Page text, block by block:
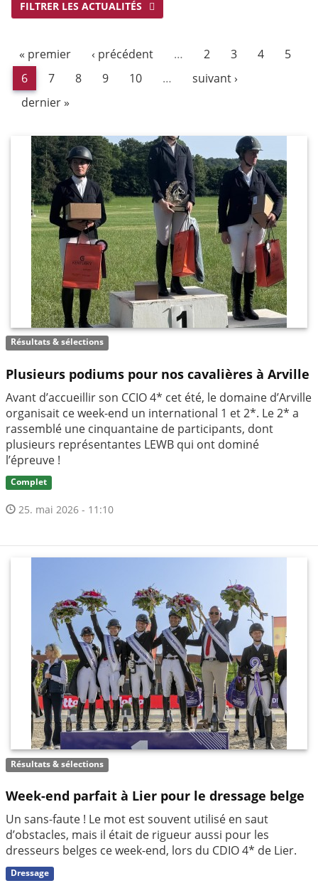
FILTRER LES ACTUALITÉS
« premier ‹ précédent … 2 3 4
5
6
7 8 9 10 …
suivant ›
dernier »
Résultats & sélections
Plusieurs podiums pour nos cavalières à Arville
Avant d’accueillir son CCIO 4* cet été, le domaine d’Arville
organisait ce week-end un international 1 et 2*. Le 2* a
rassemblé une cinquantaine de participants, dont
plusieurs représentantes LEWB qui ont dominé
l’épreuve !
Complet
25. mai 2026 - 11:10
Résultats & sélections
Week-end parfait à Lier pour le dressage belge
Un sans-faute ! Le mot est souvent utilisé en saut
d’obstacles, mais il était de rigueur aussi pour les
dresseurs belges ce week-end, lors du CDIO 4* de Lier.
Dressage